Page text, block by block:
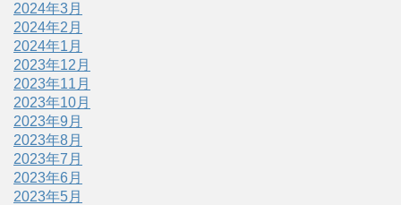
2024年3月
2024年2月
2024年1月
2023年12月
2023年11月
2023年10月
2023年9月
2023年8月
2023年7月
2023年6月
2023年5月